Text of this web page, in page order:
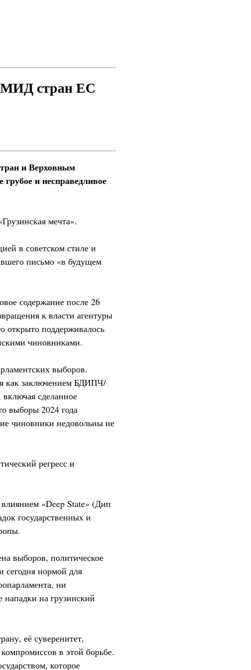
МИД стран ЕС
и Верховным
и несправедливое
мечта».
в советском стиле и
письмо «в будущем
содержание после 26
к власти агентуры
открыто поддерживалось
чиновниками.
выборов.
как заключением БДИПЧ/
сделанное
выборы 2024 года
чиновники недовольны не
регресс и
«Deep State» (Дип
государственных и
выборов, политическое
сегодня нормой для
ни
на грузинский
её суверенитет,
в этой борьбе.
которое